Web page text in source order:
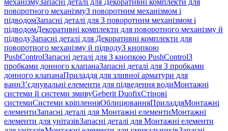
механізмуЗапасні деталі для Декоративні комплекти для
поворотного механізмуЗ поворотним механізмом і
підводомЗапасні деталі для З поворотним механізмом і
підводомДекоративні комплекти для поворотного механізму й
підводуЗапасні деталі для Декоративні комплекти для
поворотного механізму й підводуЗ кнопкою
PushControlЗапасні деталі для З кнопкою PushControlЗ
пробками донного клапанаЗапасні деталі для З пробками
донного клапанаПриладдя для зливної арматури для
ваннЗ’єднувальні елементи для підведення водиМонтажні
системи й системи змивуGeberit DuofixСтінові
системиСистеми кріпленняОблицюванняПриладдяМонтажні
елементиЗапасні деталі для Монтажні елементиМонтажні
елементи для унітазівЗапасні деталі для Монтажні елементи